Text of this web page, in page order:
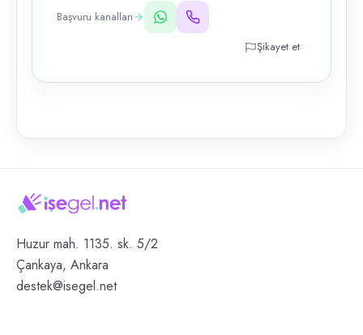
Başvuru kanalları
Şikayet et
Huzur mah. 1135. sk. 5/2
Çankaya, Ankara
destek@isegel.net